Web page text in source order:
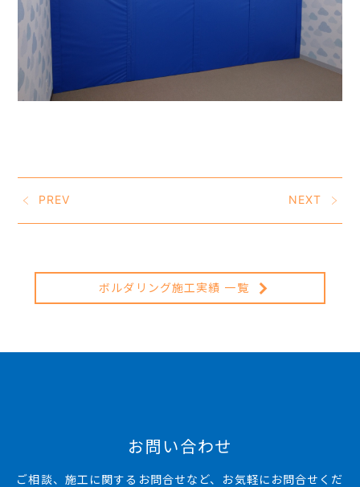
PREV NEXT
ボルダリング施工実績 一覧
お問い合わせ
ご相談、施工に関するお問合せなど、お気軽にお問合せくだ